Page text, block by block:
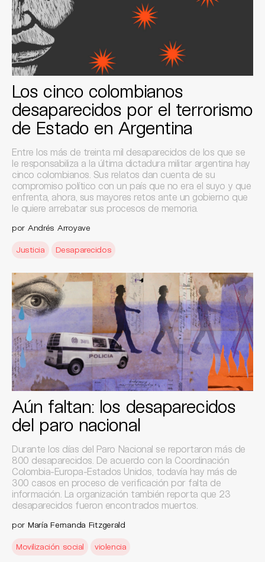
Los cinco colombianos
desaparecidos por el terrorismo
de Estado en Argentina
Entre los más de treinta mil desaparecidos de los que se
le responsabiliza a la última dictadura militar argentina hay
cinco colombianos. Sus relatos dan cuenta de su
compromiso político con un país que no era el suyo y que
enfrenta, ahora, sus mayores retos ante un gobierno que
le quiere arrebatar sus procesos de memoria.
por Andrés Arroyave
Justicia Desaparecidos
Aún faltan: los desaparecidos
del paro nacional
Durante los días del Paro Nacional se reportaron más de
800 desaparecidos. De acuerdo con la Coordinación
Colombia-Europa-Estados Unidos, todavía hay más de
300 casos en proceso de verificación por falta de
información. La organización también reporta que 23
desaparecidos fueron encontrados muertos.
por María Fernanda Fitzgerald
Movilización social violencia